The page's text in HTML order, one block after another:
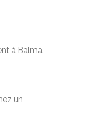
à Balma.
un